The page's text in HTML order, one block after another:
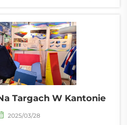
Targach W Kantonie
2025/03/28